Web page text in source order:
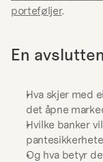
porteføljer.
En
Hva skjer med
det åpne
Hvilke banker
Og hva betyr